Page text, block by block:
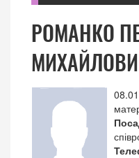
РОМАНКО